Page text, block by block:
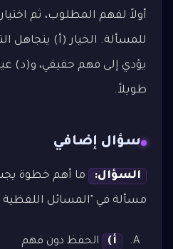
أولاً لفهم المطلوب، ثم
للمسألة. الخيار (أ) يتجاهل
يؤدي إلى فهم حقيقي، و(د)
طويلاً.
سؤال إضافي
السؤال: ما أهم خطوة يجب
مسألة في "المسائل اللفظية
أ) الحفظ دون فهم